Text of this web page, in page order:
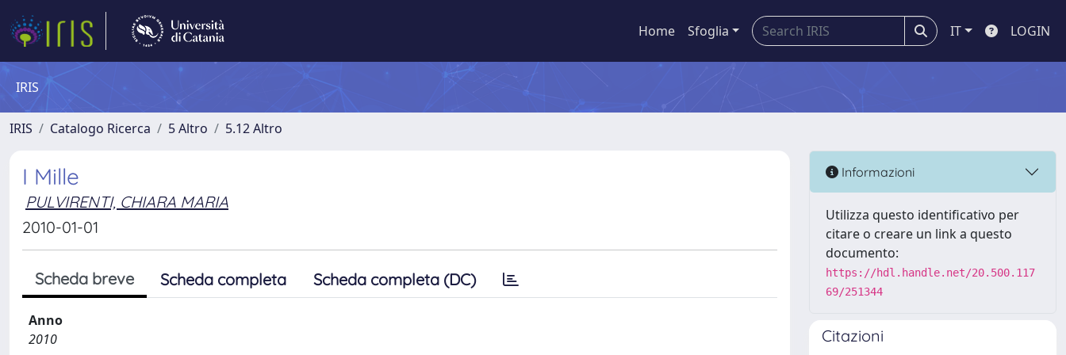
Home Sfoglia IT LOGIN
IRIS
IRIS Catalogo Ricerca 5 Altro 5.12 Altro
I Mille
PULVIRENTI, CHIARA MARIA
2010-01-01
Scheda breve Scheda completa Scheda completa (DC)
Anno
2010
Informazioni
Utilizza questo identificativo per
citare o creare un link a questo
documento:
https://hdl.handle.net/20.500.117
69/251344
Citazioni